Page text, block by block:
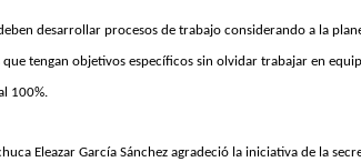
desarrollar procesos de trabajo considerando a la
tengan objetivos específicos sin olvidar trabajar en
100%.
Eleazar García Sánchez agradeció la iniciativa de la